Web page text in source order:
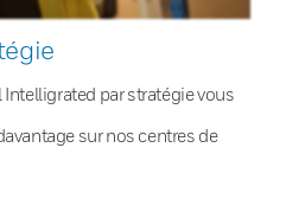
par stratégie vous
sur nos centres de